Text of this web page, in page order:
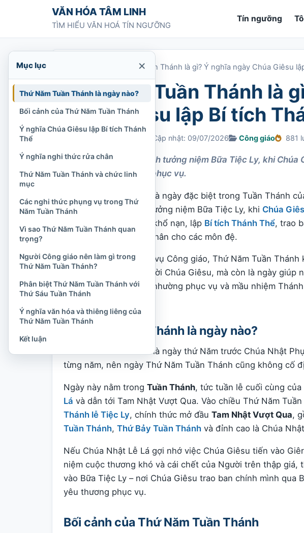
Chuyển tới nội dungVĂN HÓA TÂM LINH
TÌM HIỂU VĂN HOÁ TÍN NGƯỠNG
Tín ngưỡng
Thứ Năm Tuần Thánh là gì? Ý nghĩa ngày Chúa Giêsu
Thứ Năm Tuần Thánh là
Chúa Giêsu lập Bí tích
Cập nhật: 09/07/2026 Công giáo 881
Thứ Năm Tuần Thánh tưởng niệm Bữa Tiệc Ly, khi Chúa
gương yêu thương phục vụ.
Thứ Năm Tuần Thánh là ngày đặc biệt trong Tuần Thánh
Công giáo
. Ngày này tưởng niệm Bữa Tiệc Ly, khi Chúa
môn đệ trước khi chịu khổ nạn, lập Bí tích Thánh Thể, trao
phục vụ qua việc rửa chân cho các môn đệ.
Trong đời sống phụng vụ Công giáo, Thứ Năm Tuần
cố lịch sử trong cuộc đời Chúa Giêsu, mà còn là ngày
yêu tự hiến, sự khiêm nhường phục vụ và mầu nhiệm
Thứ Năm Tuần Thánh là ngày nào?
Thứ Năm Tuần Thánh là ngày thứ Năm trước Chúa Nhật
từng năm, nên ngày Thứ Năm Tuần Thánh cũng không cố
Ngày này nằm trong Tuần Thánh, tức tuần lễ cuối cùng của
Lá và dẫn tới Tam Nhật Vượt Qua. Vào chiều Thứ Năm
Thánh lễ Tiệc Ly, chính thức mở đầu Tam Nhật Vượt Qua,
Tuần Thánh, Thứ Bảy Tuần Thánh và đỉnh cao là Chúa
Nếu Chúa Nhật Lễ Lá gợi nhớ việc Chúa Giêsu tiến vào
niệm cuộc thương khó và cái chết của Người trên thập giá,
vào Bữa Tiệc Ly – nơi Chúa Giêsu trao ban chính mình qua
yêu thương phục vụ.
Bối cảnh của Thứ Năm Tuần Thánh
Mục lục ×
Thứ Năm Tuần Thánh là ngày nào?
Bối cảnh của Thứ Năm Tuần Thánh
Ý nghĩa Chúa Giêsu lập Bí tích Thánh
Thể
Ý nghĩa nghi thức rửa chân
Thứ Năm Tuần Thánh và chức linh
mục
Các nghi thức phụng vụ trong Thứ
Năm Tuần Thánh
Vì sao Thứ Năm Tuần Thánh quan
trọng?
Người Công giáo nên làm gì trong
Thứ Năm Tuần Thánh?
Phân biệt Thứ Năm Tuần Thánh với
Thứ Sáu Tuần Thánh
Ý nghĩa văn hóa và thiêng liêng của
Thứ Năm Tuần Thánh
Kết luận